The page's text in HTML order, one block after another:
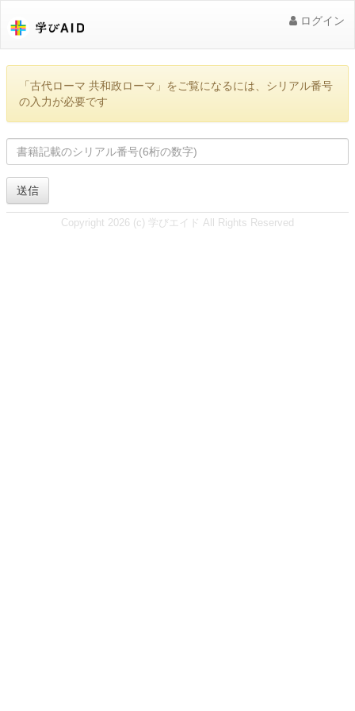
ログイン
「古代ローマ 共和政ローマ」をご覧になるには、シリアル番号
の入力が必要です
送信
Copyright 2026 (c) 学びエイド All Rights Reserved